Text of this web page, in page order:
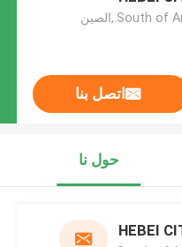
اتصل بنا
حول نا
HEBEI